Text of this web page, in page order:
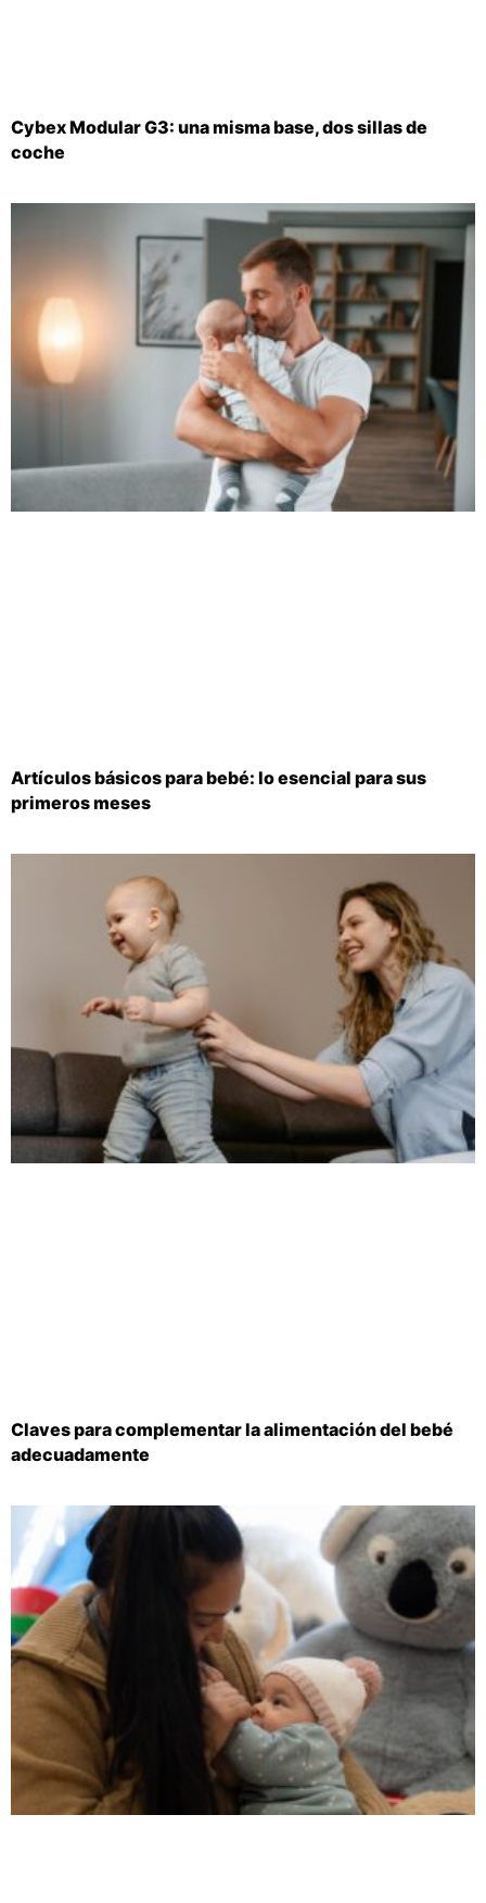
Cybex Modular G3: una misma base, dos sillas de
coche
Artículos básicos para bebé: lo esencial para sus
primeros meses
Claves para complementar la alimentación del bebé
adecuadamente